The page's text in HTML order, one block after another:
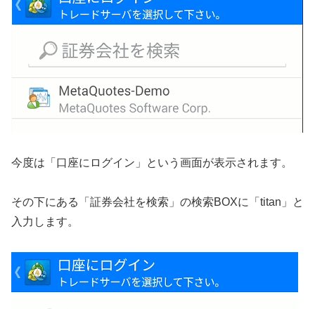
今度は「口座にログイン」という画面が表示されます。
その下にある「証券会社を検索」の検索BOXに「titan」と
入力します。